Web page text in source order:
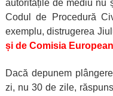
autoritățile de mediu nu
Codul de Procedură
exemplu, distrugerea
și de Comisia
Dacă depunem
zi, nu 30 de zile,